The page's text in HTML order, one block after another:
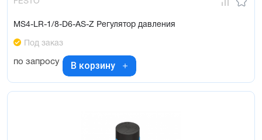
MS4-LR-1/8-D6-AS-Z Регулятор давления
Под заказ
по запросу В корзину